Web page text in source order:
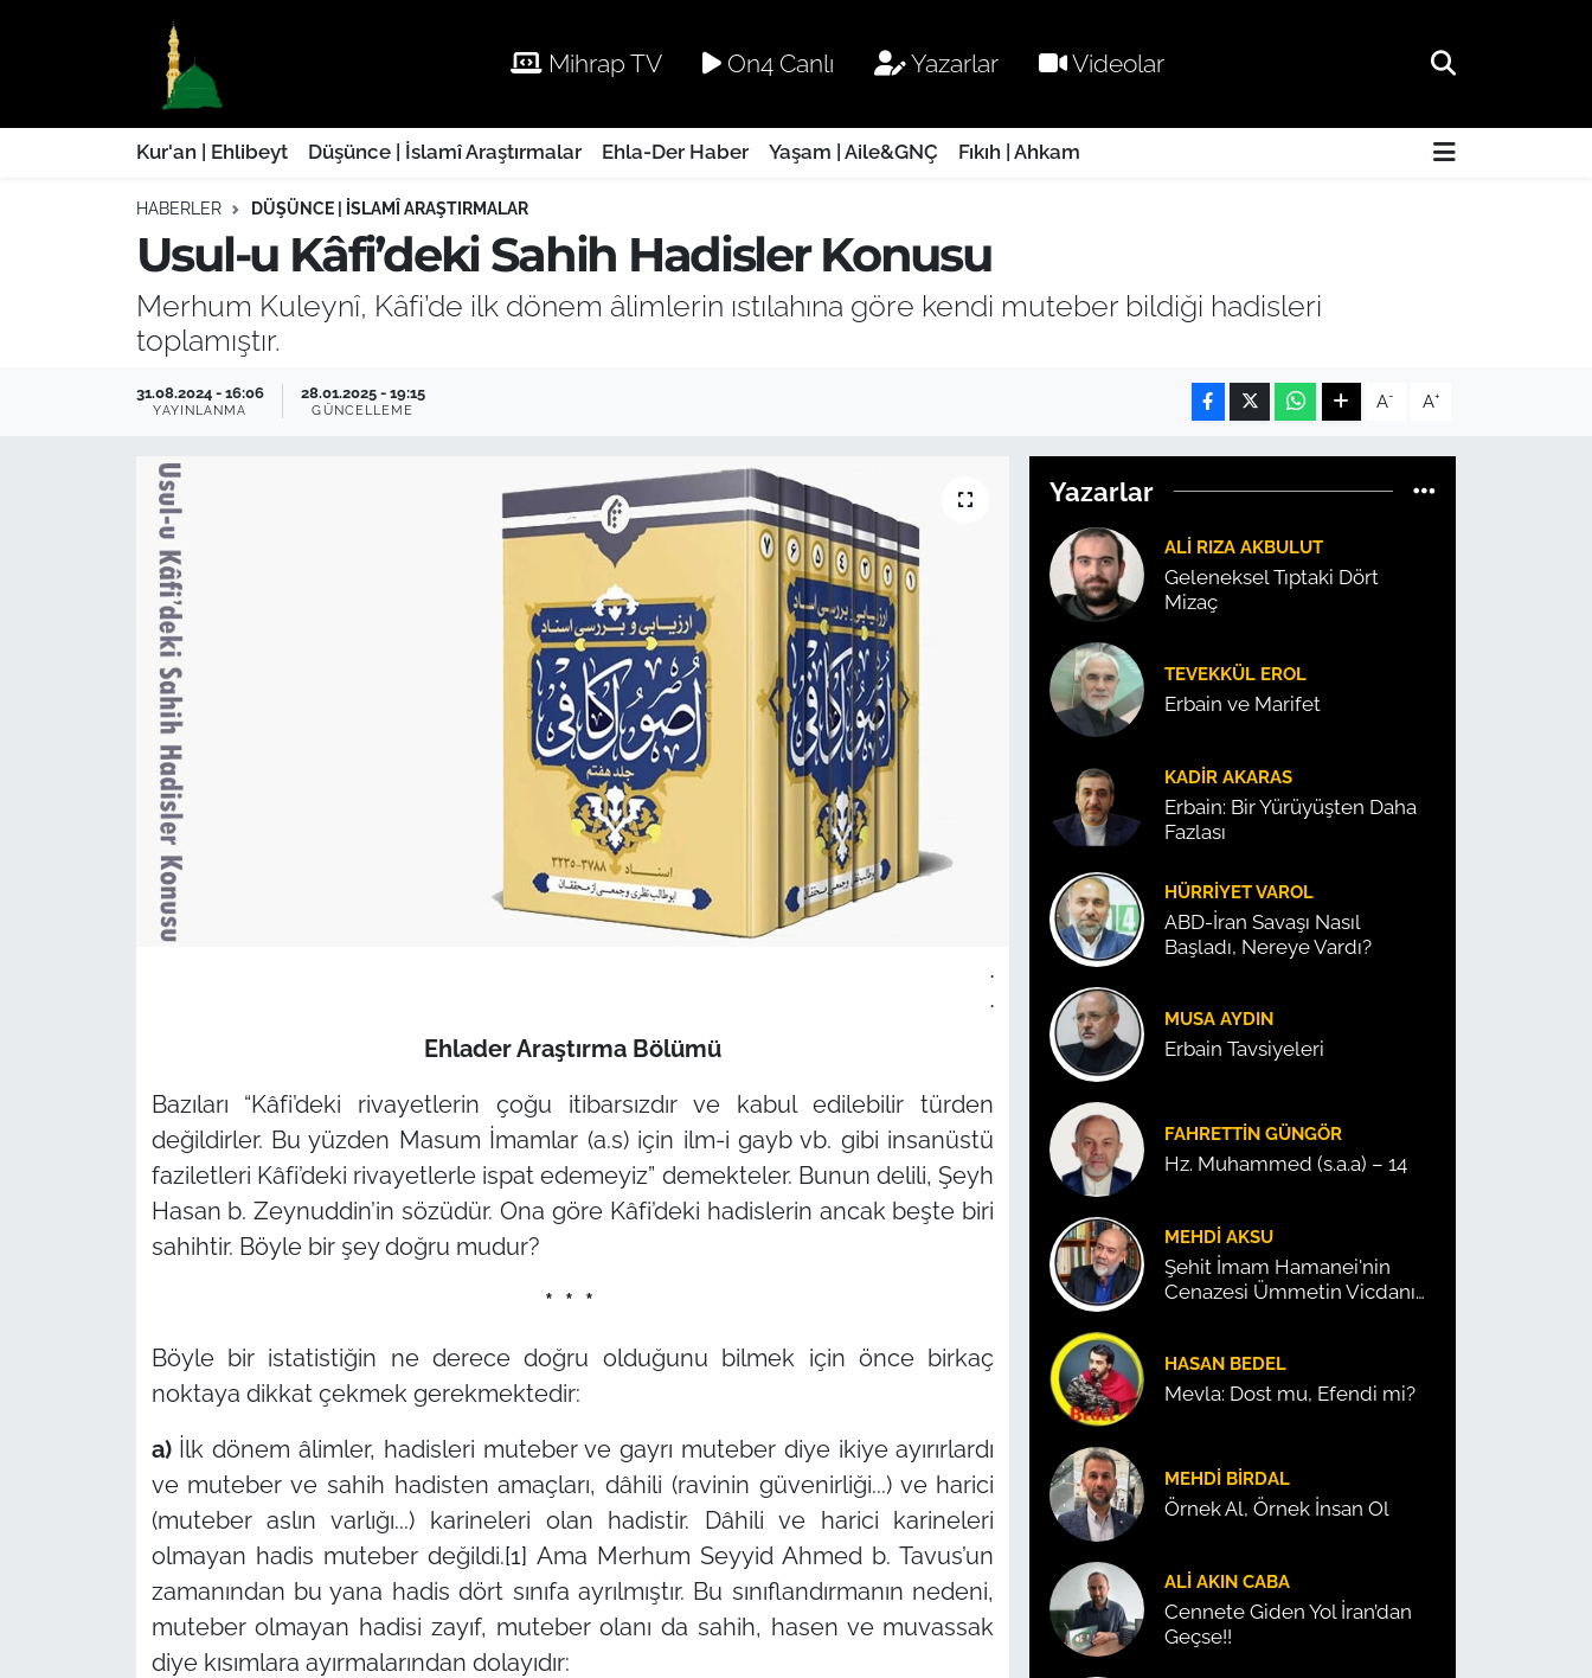
Mihrap TV On4 Canlı Yazarlar Videolar
Kur'an | Ehlibeyt Düşünce | İslamî Araştırmalar Ehla-Der Haber Yaşam | Aile&GNÇ Fıkıh | Ahkam
HABERLER DÜŞÜNCE | İSLAMÎ ARAŞTIRMALAR
Usul-u Kâfi’deki Sahih Hadisler Konusu
Merhum Kuleynî, Kâfi’de ilk dönem âlimlerin ıstılahına göre kendi muteber bildiği hadisleri
toplamıştır.
31.08.2024 - 16:06
YAYINLANMA
28.01.2025 - 19:15
GÜNCELLEME A- A+
.
.
Ehlader Araştırma Bölümü
Bazıları “Kâfi’deki rivayetlerin çoğu itibarsızdır ve kabul edilebilir türden
değildirler. Bu yüzden Masum İmamlar (a.s) için ilm-i gayb vb. gibi insanüstü
faziletleri Kâfi’deki rivayetlerle ispat edemeyiz” demekteler. Bunun delili, Şeyh
Hasan b. Zeynuddin’in sözüdür. Ona göre Kâfi’deki hadislerin ancak beşte biri
sahihtir. Böyle bir şey doğru mudur?
* * *
Böyle bir istatistiğin ne derece doğru olduğunu bilmek için önce birkaç
noktaya dikkat çekmek gerekmektedir:
a) İlk dönem âlimler, hadisleri muteber ve gayrı muteber diye ikiye ayırırlardı
ve muteber ve sahih hadisten amaçları, dâhili (ravinin güvenirliği...) ve harici
(muteber aslın varlığı...) karineleri olan hadistir. Dâhili ve harici karineleri
olmayan hadis muteber değildi.[1] Ama Merhum Seyyid Ahmed b. Tavus’un
zamanından bu yana hadis dört sınıfa ayrılmıştır. Bu sınıflandırmanın nedeni,
muteber olmayan hadisi zayıf, muteber olanı da sahih, hasen ve muvassak
diye kısımlara ayırmalarından dolayıdır:
Yazarlar
ALI RIZA AKBULUT
Geleneksel Tıptaki Dört
Mizaç
TEVEKKÜL EROL
Erbain ve Marifet
KADIR AKARAS
Erbain: Bir Yürüyüşten Daha
Fazlası
HÜRRIYET VAROL
ABD-İran Savaşı Nasıl
Başladı, Nereye Vardı?
MUSA AYDIN
Erbain Tavsiyeleri
FAHRETTIN GÜNGÖR
Hz. Muhammed (s.a.a) – 14
MEHDI AKSU
Şehit İmam Hamanei'nin
Cenazesi Ümmetin Vicdanını
HASAN BEDEL
Mevla: Dost mu, Efendi mi?
MEHDI BIRDAL
Örnek Al, Örnek İnsan Ol
ALI AKIN CABA
Cennete Giden Yol İran’dan
Geçse!!
Kur'an | Ehlibeyt
Düşünce | İslamî Araştırmalar
Ehla-Der Haber
Yaşam | Aile&GNÇ
Fıkıh | Ahkam
Nöbetçi Eczaneler
Hava Durumu
Trafik Durumu
Süper Lig Puan Durumu ve Fikstür
Tüm Manşetler
Son Dakika Haberleri